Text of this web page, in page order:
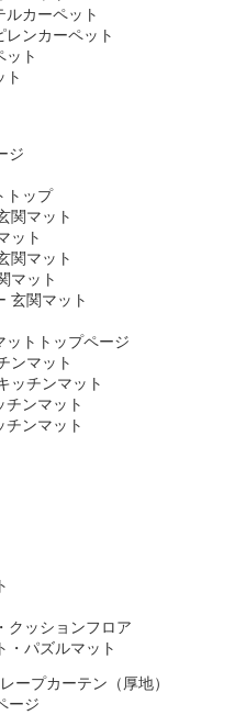
ルカーペット
レンカーペット
ット
ト
ジ
トップ
関マット
ット
関マット
マット
玄関マット
ットトップページ
ンマット
ッチンマット
チンマット
チンマット
クッションフロア
・パズルマット
レープカーテン（厚地）
ージ